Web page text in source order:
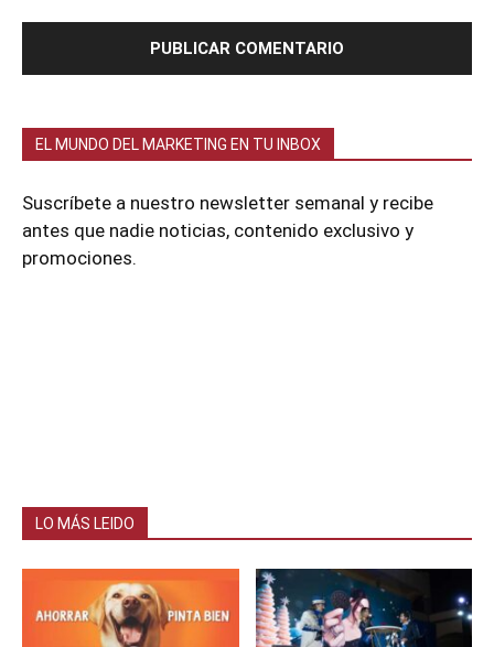
EL MUNDO DEL MARKETING EN TU INBOX
Suscríbete a nuestro newsletter semanal y recibe
antes que nadie noticias, contenido exclusivo y
promociones.
LO MÁS LEIDO